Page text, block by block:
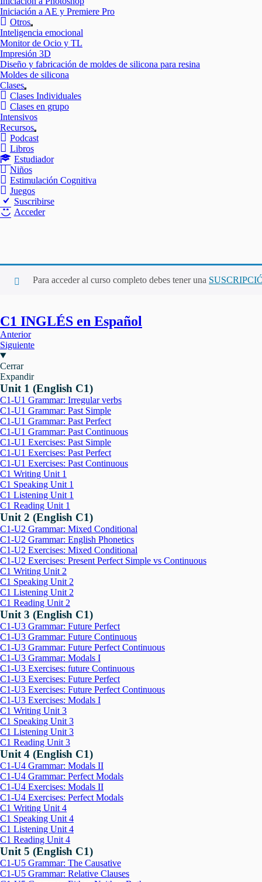
Iniciación a AE y Premiere Pro
Otros
Mostrar
el
submenú
Inteligencia emocional
Monitor de Ocio y TL
Impresión 3D
Diseño y fabricación de moldes de silicona para resina
Moldes de silicona
Clases
Mostrar
el
submenú
Clases Individuales
Clases en grupo
Intensivos
Recursos
Mostrar
el
Podcast
Libros
Estudiador
Niños
Estimulación Cognitiva
Juegos
Suscribirse
Acceder
Para acceder al curso completo debes tener una
C1 INGLÉS en Español
Anterior
Siguiente
Cerrar
Expandir
Unit 1 (English C1)
C1-U1 Grammar: Irregular verbs
C1-U1 Grammar: Past Simple
C1-U1 Grammar: Past Perfect
C1-U1 Grammar: Past Continuous
C1-U1 Exercises: Past Simple
C1-U1 Exercises: Past Perfect
C1-U1 Exercises: Past Continuous
C1 Writing Unit 1
C1 Speaking Unit 1
C1 Listening Unit 1
C1 Reading Unit 1
Unit 2 (English C1)
C1-U2 Grammar: Mixed Conditional
C1-U2 Grammar: English Phonetics
C1-U2 Exercises: Mixed Conditional
C1-U2 Exercises: Present Perfect Simple vs Continuous
C1 Writing Unit 2
C1 Speaking Unit 2
C1 Listening Unit 2
C1 Reading Unit 2
Unit 3 (English C1)
C1-U3 Grammar: Future Perfect
C1-U3 Grammar: Future Continuous
C1-U3 Grammar: Future Perfect Continuous
C1-U3 Grammar: Modals I
C1-U3 Exercises: future Continuous
C1-U3 Exercises: Future Perfect
C1-U3 Exercises: Future Perfect Continuous
C1-U3 Exercises: Modals I
C1 Writing Unit 3
C1 Speaking Unit 3
C1 Listening Unit 3
C1 Reading Unit 3
Unit 4 (English C1)
C1-U4 Grammar: Modals II
C1-U4 Grammar: Perfect Modals
C1-U4 Exercises: Modals II
C1-U4 Exercises: Perfect Modals
C1 Writing Unit 4
C1 Speaking Unit 4
C1 Listening Unit 4
C1 Reading Unit 4
Unit 5 (English C1)
C1-U5 Grammar: The Causative
C1-U5 Grammar: Relative Clauses